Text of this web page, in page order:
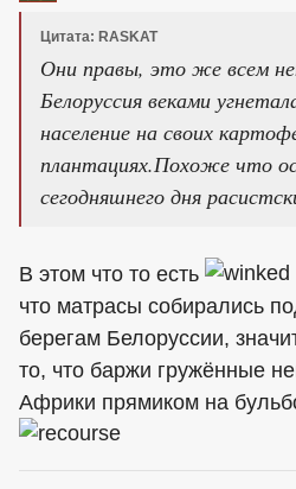
Цитата: RASKAT
Они правы, это же всем
Белоруссия веками
население на своих
плантациях.Похоже что
сегодняшнего дня
В этом что то есть
что матрасы собирались
берегам Белоруссии,
то, что баржи гружённые
Африки прямиком на